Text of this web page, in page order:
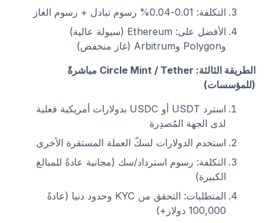
التكلفة: 0.01-0.04% رسوم تبادل + رسوم الغاز
الأفضل على: Ethereum (سيولة عالية)
وPolygon وArbitrum (غاز منخفض)
الطريقة الثالثة: Circle Mint / Tether مباشرةً
(للمؤسسات)
استرد USDT أو USDC بدولارات أمريكية فعلية
لدى الجهة المُصدِرة
استخدم الدولارات لسكّ العملة المستقرة الأخرى
التكلفة: رسوم استرداد/سك (مجانية عادةً للمبالغ
الكبيرة)
المتطلبات: التحقق من KYC وحدود دنيا (عادةً
100,000 دولار+)